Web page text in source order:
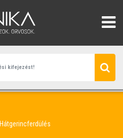
Hátgerincferdülés